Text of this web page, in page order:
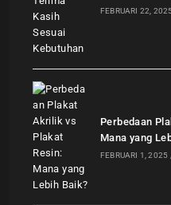
FEBRUARI 22,
Perbedaan
Mana yang
FEBRUARI 1, 2025